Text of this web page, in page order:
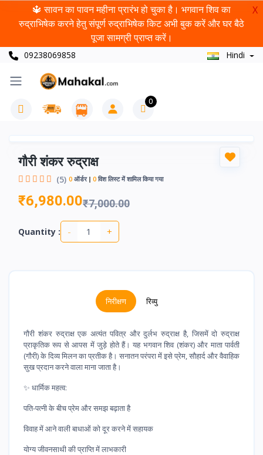
🔱 सावन का पावन महीना प्रारंभ हो चुका है। भगवान शिव का
रुद्राभिषेक करने हेतु संपूर्ण रुद्राभिषेक किट अभी बुक करें और घर बैठे
पूजा सामग्री प्राप्त करें।
X
09238069858 Hindi
0
गौरी शंकर रुद्राक्ष
(5) 0 ऑर्डर 0 विश लिस्ट में शामिल किया गया
₹6,980.00₹7,000.00
Quantity : - +
निरीक्षण रिव्यु
गौरी शंकर रुद्राक्ष एक अत्यंत पवित्र और दुर्लभ रुद्राक्ष है, जिसमें दो रुद्राक्ष
प्राकृतिक रूप से आपस में जुड़े होते हैं। यह भगवान शिव (शंकर) और माता पार्वती
(गौरी) के दिव्य मिलन का प्रतीक है। सनातन परंपरा में इसे प्रेम, सौहार्द और वैवाहिक
सुख प्रदान करने वाला माना जाता है।
✨ धार्मिक महत्व:
पति-पत्नी के बीच प्रेम और समझ बढ़ाता है
विवाह में आने वाली बाधाओं को दूर करने में सहायक
योग्य जीवनसाथी की प्राप्ति में लाभकारी